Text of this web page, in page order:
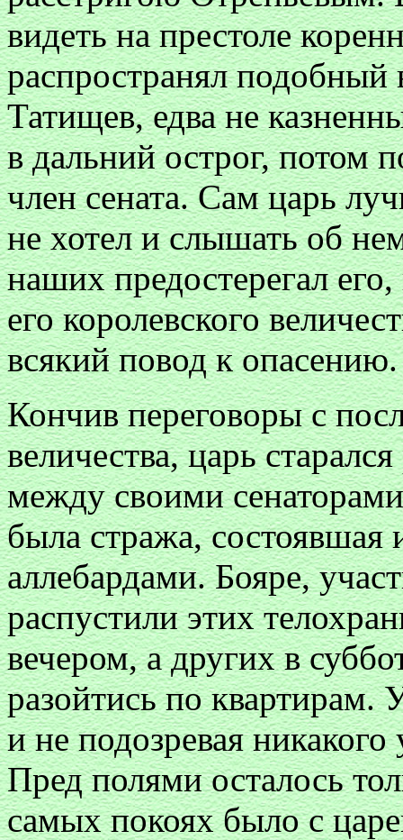
видеть на престоле
распространял
Татищев, едва не
в дальний острог, потом
член сената. Сам царь
не хотел и слышать об
наших предостерегал
его королевского
всякий повод к опасению.
Кончив переговоры с
величества, царь
между своими
была стража,
аллебардами. Бояре,
распустили этих
вечером, а других в
разойтись по квартирам.
и не подозревая
Пред полями осталось
самых покоях было с